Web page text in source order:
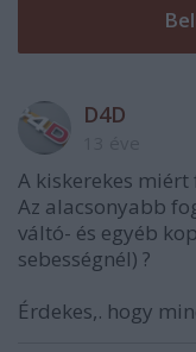
D4D
A kiskerekes miért
Az alacsonyabb
váltó- és egyéb
sebességnél) ?
Érdekes,. hogy